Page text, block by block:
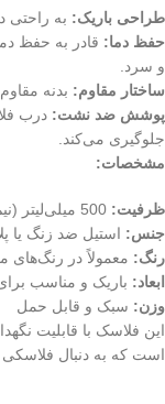
طراحی باریک: به
حفظ دما: قادر به حفظ
و سرد.
ساختار مقاوم: بدنه
پوشش ضد نشت: درب
جلوگیری می‌کند.
مشخصات:
ظرفیت:
جنس: استیل ضد زنگ یا
رنگ: معمولاً در
ابعاد: باریک و مناسب
وزن: سبک و قابل حمل
این فلاسک با قابلیت
است که به دنبال فلاسکی